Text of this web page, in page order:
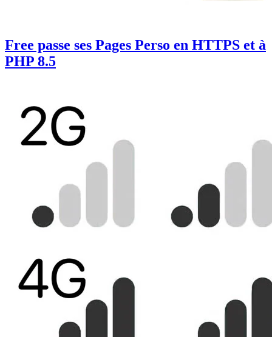
Free passe ses Pages Perso en HTTPS et à
PHP 8.5